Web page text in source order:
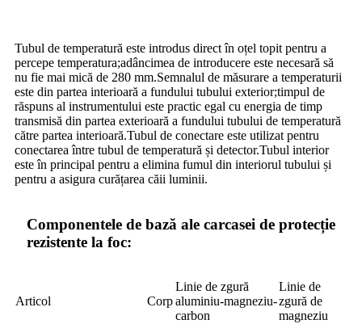
Tubul de temperatură este introdus direct în oțel topit pentru a
percepe temperatura;adâncimea de introducere este necesară să
nu fie mai mică de 280 mm.Semnalul de măsurare a temperaturii
este din partea interioară a fundului tubului exterior;timpul de
răspuns al instrumentului este practic egal cu energia de timp
transmisă din partea exterioară a fundului tubului de temperatură
către partea interioară.Tubul de conectare este utilizat pentru
conectarea între tubul de temperatură și detector.Tubul interior
este în principal pentru a elimina fumul din interiorul tubului și
pentru a asigura curățarea căii luminii.
Componentele de bază ale carcasei de protecție
rezistente la foc:
Articol Corp
Linie de zgură
aluminiu-magneziu-
carbon
Linie de
zgură de
magneziu